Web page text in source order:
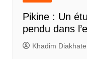
Pikine : Un
pendu dans
Khadim Diakhate